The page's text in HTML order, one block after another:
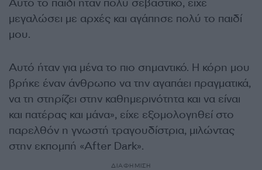
Αυτό το παιδί ήταν πολύ σεβαστικό, είχε
μεγαλώσει με αρχές και αγάπησε πολύ το παιδί
μου.
Αυτό ήταν για μένα το πιο σημαντικό. Η κόρη μου
βρήκε έναν άνθρωπο να την αγαπάει πραγματικά,
να τη στηρίζει στην καθημερινότητα και να είναι
και πατέρας και μάνα», είχε εξομολογηθεί στο
παρελθόν η γνωστή τραγουδίστρια, μιλώντας
στην εκπομπή «After Dark».
ΔΙΑΦΗΜΙΣΗ